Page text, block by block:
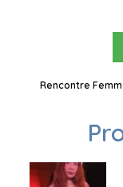
Rencontre